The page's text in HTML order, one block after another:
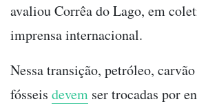
avaliou Corrêa do Lago, em
imprensa internacional.
Nessa transição, petróleo,
fósseis devem ser trocadas por